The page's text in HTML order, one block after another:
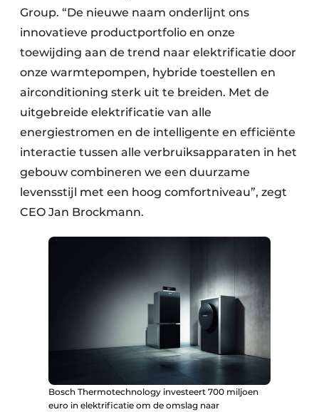
Group. “De nieuwe naam onderlijnt ons
innovatieve productportfolio en onze
toewijding aan de trend naar elektrificatie door
onze warmtepompen, hybride toestellen en
airconditioning sterk uit te breiden. Met de
uitgebreide elektrificatie van alle
energiestromen en de intelligente en efficiënte
interactie tussen alle verbruiksapparaten in het
gebouw combineren we een duurzame
levensstijl met een hoog comfortniveau”, zegt
CEO Jan Brockmann.
Bosch Thermotechnology investeert 700 miljoen
euro in elektrificatie om de omslag naar